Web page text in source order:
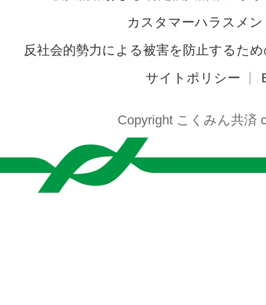
カスタマーハラスメ
反社会的勢力による被害を防止するた
サイトポリシー
Copyright こくみん共済